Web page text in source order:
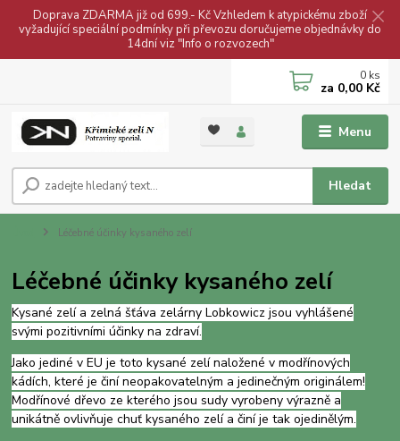
Doprava ZDARMA již od 699.- Kč Vzhledem k atypickému zboží
vyžadující speciální podmínky při převozu doručujeme objednávky do
14dní viz "Info o rozvozech"
Menu
Hledat
0 ks
za 0,00 Kč
Léčebné účinky kysaného zelí
Léčebné účinky kysaného zelí
Kysané zelí a zelná šťáva zelárny Lobkowicz jsou vyhlášené
svými pozitivními účinky na zdraví.
Jako jediné v EU je toto kysané zelí naložené v modřínových
kádích, které je činí neopakovatelným a jedinečným originálem!
Modřínové dřevo ze kterého jsou sudy vyrobeny výrazně a
unikátně ovlivňuje chuť kysaného zelí a činí je tak ojedinělým.